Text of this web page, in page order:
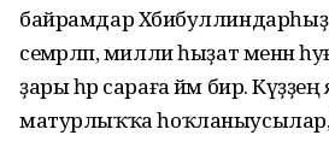
байрамдар
семәрләп, милли һыҙат менән
ҙары һәр сараға йәм бирә.
матурлыҡҡа